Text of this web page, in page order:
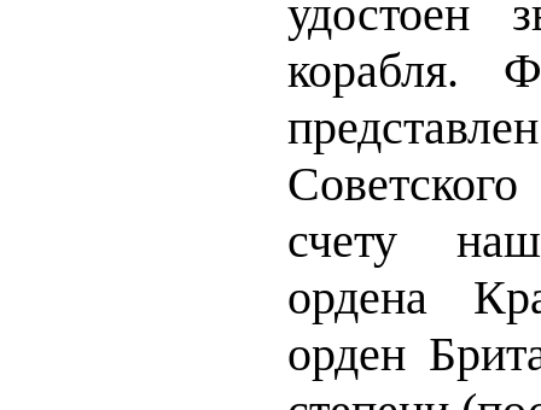
удостоен
корабля.
счету
ордена
орден